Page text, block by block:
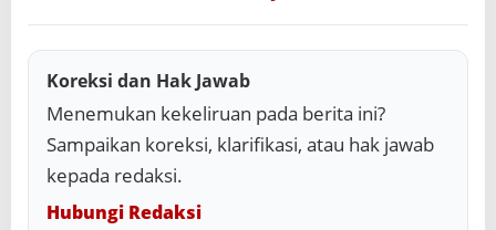
Koreksi dan Hak Jawab
Menemukan kekeliruan pada berita ini?
Sampaikan koreksi, klarifikasi, atau hak jawab
kepada redaksi.
Hubungi Redaksi